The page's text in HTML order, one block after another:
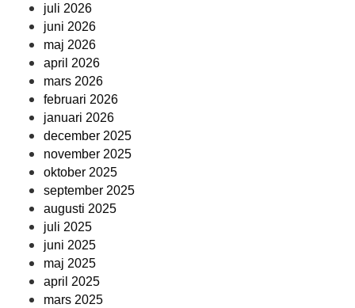
juli 2026
juni 2026
maj 2026
april 2026
mars 2026
februari 2026
januari 2026
december 2025
november 2025
oktober 2025
september 2025
augusti 2025
juli 2025
juni 2025
maj 2025
april 2025
mars 2025